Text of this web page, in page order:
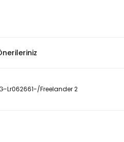
Lr062661-/Freelander 2